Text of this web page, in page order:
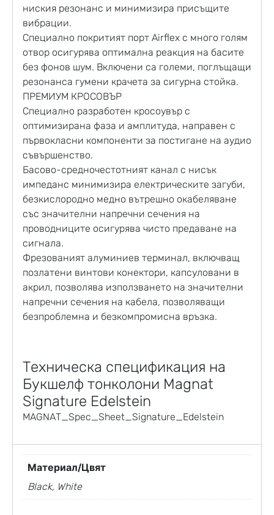
ниския резонанс и минимизира присъщите
вибрации.
Специално покритият порт Airflex с много голям
отвор осигурява оптимална реакция на басите
без фонов шум. Включени са големи, поглъщащи
резонанса гумени крачета за сигурна стойка.
ПРЕМИУМ КРОСОВЪР
Специално разработен кросоувър с
оптимизирана фаза и амплитуда, направен с
първокласни компоненти за постигане на аудио
съвършенство.
Басово-средночестотният канал с нисък
импеданс минимизира електрическите загуби,
безкислородно медно вътрешно окабеляване
със значителни напречни сечения на
проводниците осигурява чисто предаване на
сигнала.
Фрезованият алуминиев терминал, включващ
позлатени винтови конектори, капсуловани в
акрил, позволява използването на значителни
напречни сечения на кабела, позволяващи
безпроблемна и безкомпромисна връзка.
Техническа спецификация на
Букшелф тонколони Magnat
Signature Edelstein
MAGNAT_Spec_Sheet_Signature_Edelstein
Материал/Цвят
Black, White